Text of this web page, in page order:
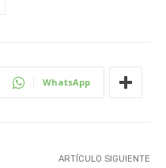
WhatsApp
ARTÍCULO SIGUIENTE